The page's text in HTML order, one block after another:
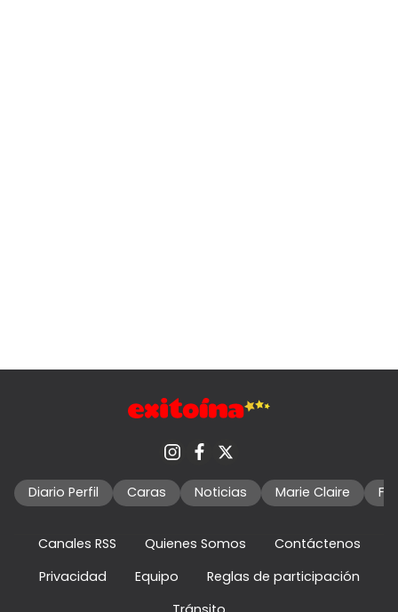
Diario Perfil Caras Noticias Marie Claire
Canales RSS Quienes Somos
Contáctenos
Privacidad
Equipo
Reglas de participación